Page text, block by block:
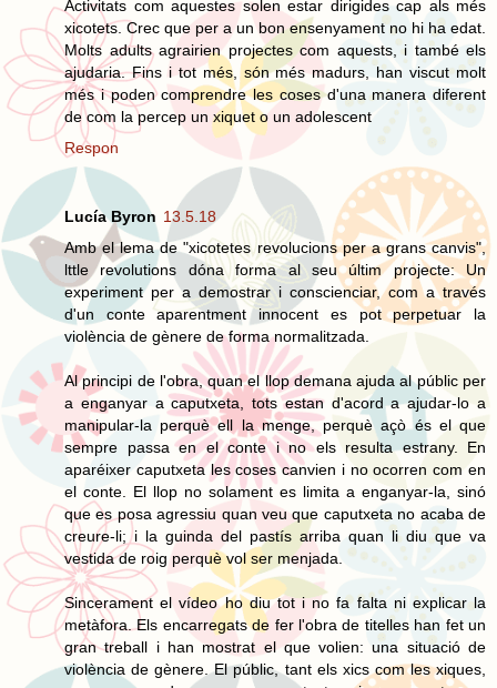
Activitats com aquestes solen estar dirigides cap als més
xicotets. Crec que per a un bon ensenyament no hi ha edat.
Molts adults agrairien projectes com aquests, i també els
ajudaria. Fins i tot més, són més madurs, han viscut molt
més i poden comprendre les coses d'una manera diferent
de com la percep un xiquet o un adolescent
Respon
Lucía Byron 13.5.18
Amb el lema de "xicotetes revolucions per a grans canvis",
lttle revolutions dóna forma al seu últim projecte: Un
experiment per a demostrar i conscienciar, com a través
d'un conte aparentment innocent es pot perpetuar la
violència de gènere de forma normalitzada.
Al principi de l'obra, quan el llop demana ajuda al públic per
a enganyar a caputxeta, tots estan d'acord a ajudar-lo a
manipular-la perquè ell la menge, perquè açò és el que
sempre passa en el conte i no els resulta estrany. En
aparéixer caputxeta les coses canvien i no ocorren com en
el conte. El llop no solament es limita a enganyar-la, sinó
que es posa agressiu quan veu que caputxeta no acaba de
creure-li; i la guinda del pastís arriba quan li diu que va
vestida de roig perquè vol ser menjada.
Sincerament el vídeo ho diu tot i no fa falta ni explicar la
metàfora. Els encarregats de fer l'obra de titelles han fet un
gran treball i han mostrat el que volien: una situació de
violència de gènere. El públic, tant els xics com les xiques,